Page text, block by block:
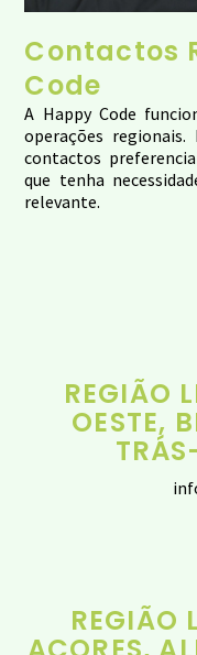
Contactos
Code
A Happy Code
operações
contactos
que tenha
relevante.
REGIÃO
OESTE,
REGIÃO